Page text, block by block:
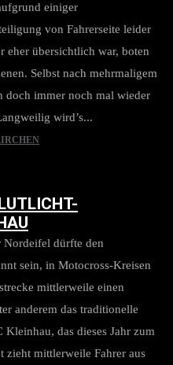
einiger
von Fahrerseite leider
eher übersichtlich war, boten
Selbst nach mehrmaligem
doch immer noch mal wieder
wird’s...
dürfte den
sein, in Motocross-Kreisen
mittlerweile einen
anderem das traditionelle
das dieses Jahr zum
zieht mittlerweile Fahrer aus